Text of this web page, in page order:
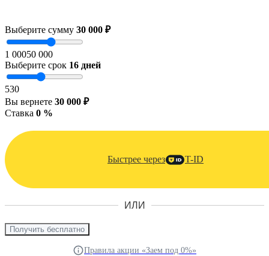
Выберите сумму 30 000 ₽
1 00050 000
Выберите срок 16 дней
530
Вы вернете 30 000 ₽
Ставка 0 %
Быстрее через T-ID
ИЛИ
Получить бесплатно
Правила акции «Заем под 0%»